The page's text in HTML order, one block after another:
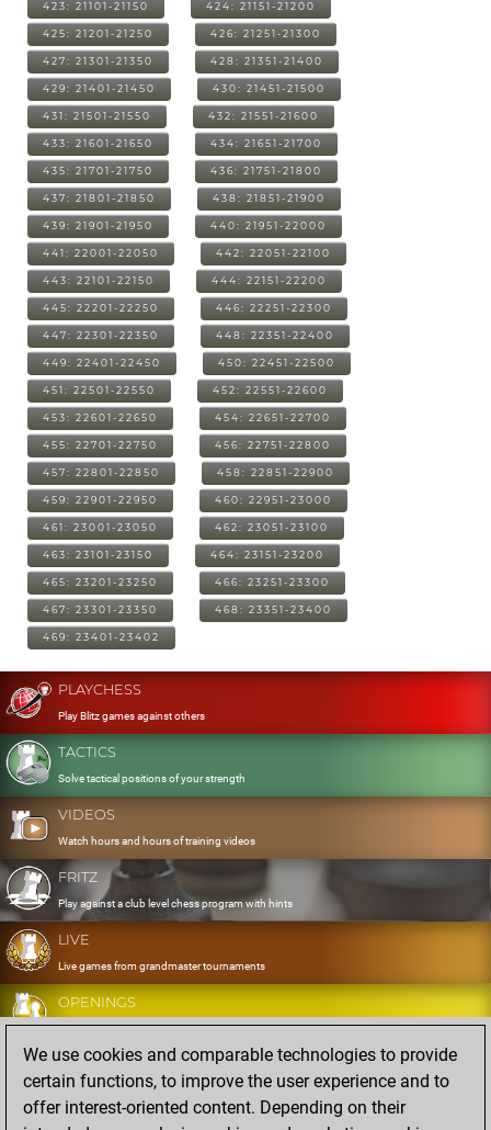
423: 21101-21150 424: 21151-21200
425: 21201-21250 426: 21251-21300
427: 21301-21350 428: 21351-21400
429: 21401-21450 430: 21451-21500
431: 21501-21550 432: 21551-21600
433: 21601-21650 434: 21651-21700
435: 21701-21750 436: 21751-21800
437: 21801-21850 438: 21851-21900
439: 21901-21950 440: 21951-22000
441: 22001-22050 442: 22051-22100
443: 22101-22150 444: 22151-22200
445: 22201-22250 446: 22251-22300
447: 22301-22350 448: 22351-22400
449: 22401-22450 450: 22451-22500
451: 22501-22550 452: 22551-22600
453: 22601-22650 454: 22651-22700
455: 22701-22750 456: 22751-22800
457: 22801-22850 458: 22851-22900
459: 22901-22950 460: 22951-23000
461: 23001-23050 462: 23051-23100
463: 23101-23150 464: 23151-23200
465: 23201-23250 466: 23251-23300
467: 23301-23350 468: 23351-23400
469: 23401-23402
PLAYCHESS
Play Blitz games against others
TACTICS
Solve tactical positions of your strength
VIDEOS
Watch hours and hours of training videos
FRITZ
Play against a club level chess program with hints
LIVE
Live games from grandmaster tournaments
OPENINGS
Develop and exercise your openings
DATABASE
Eight million strong games
We use cookies and comparable technologies to provide
certain functions, to improve the user experience and to
offer interest-oriented content. Depending on their